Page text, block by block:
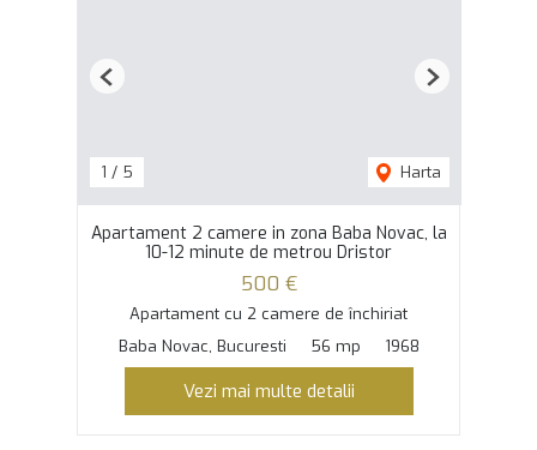
1 / 5 Harta
Previous Next
Apartament 2 camere in zona Baba Novac, la
10-12 minute de metrou Dristor
500 €
Apartament cu 2 camere de închiriat
Baba Novac, Bucuresti
56 mp 1968
Vezi mai multe detalii